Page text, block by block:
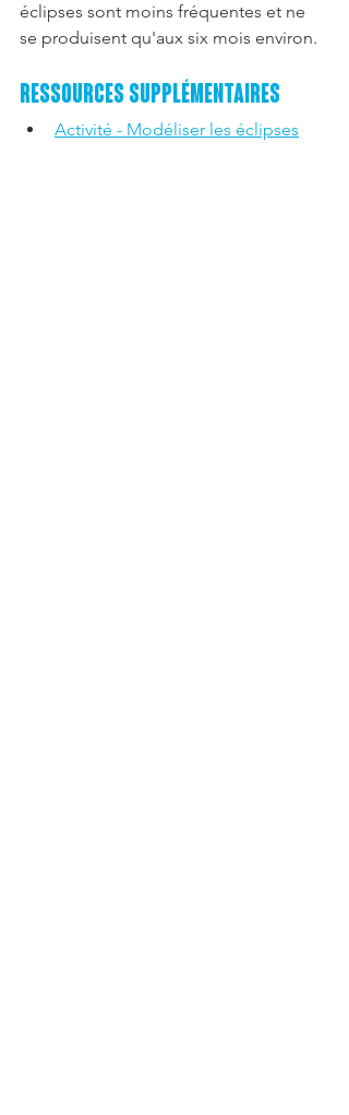
éclipses sont moins fréquentes et ne
se produisent qu'aux six mois environ.
Ressources supplémentaires
Activité - Modéliser les éclipses